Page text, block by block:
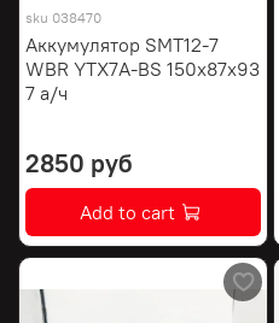
sku 038470
Аккумулятор SMT12-7
WBR YTX7A-BS 150х87х93
7 а/ч
2850 руб
Add to cart